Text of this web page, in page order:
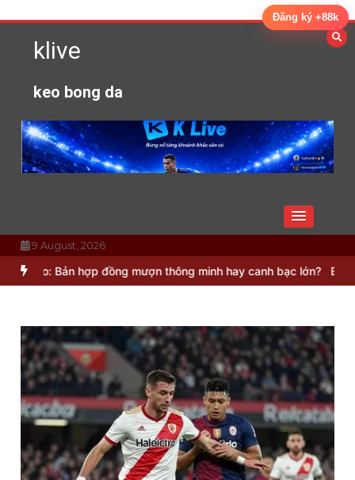
to
contentklive
keo bong da
9 August, 2026
hợp đồng mượn thông minh hay canh bạc lớn? Bruno
Đăng ký +88k